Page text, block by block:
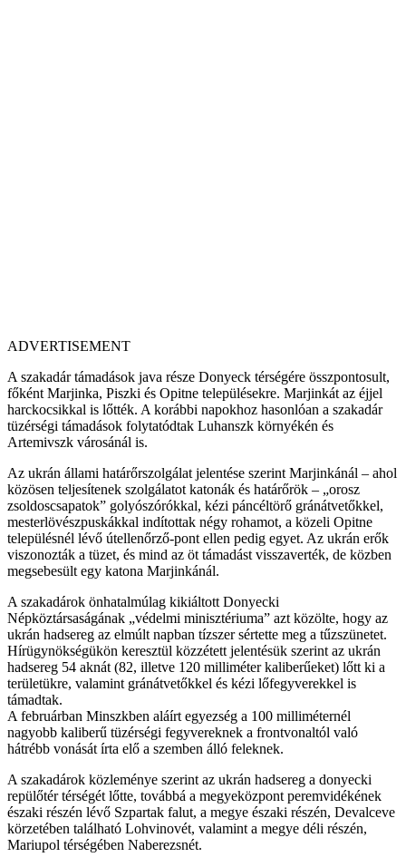
ADVERTISEMENT
A szakadár támadások java része Donyeck térségére összpontosult,
főként Marjinka, Piszki és Opitne településekre. Marjinkát az éjjel
harckocsikkal is lőtték. A korábbi napokhoz hasonlóan a szakadár
tüzérségi támadások folytatódtak Luhanszk környékén és
Artemivszk városánál is.
Az ukrán állami határőrszolgálat jelentése szerint Marjinkánál – ahol
közösen teljesítenek szolgálatot katonák és határőrök – „orosz
zsoldoscsapatok” golyószórókkal, kézi páncéltörő gránátvetőkkel,
mesterlövészpuskákkal indítottak négy rohamot, a közeli Opitne
településnél lévő útellenőrző-pont ellen pedig egyet. Az ukrán erők
viszonozták a tüzet, és mind az öt támadást visszaverték, de közben
megsebesült egy katona Marjinkánál.
A szakadárok önhatalmúlag kikiáltott Donyecki
Népköztársaságának „védelmi minisztériuma” azt közölte, hogy az
ukrán hadsereg az elmúlt napban tízszer sértette meg a tűzszünetet.
Hírügynökségükön keresztül közzétett jelentésük szerint az ukrán
hadsereg 54 aknát (82, illetve 120 milliméter kaliberűeket) lőtt ki a
területükre, valamint gránátvetőkkel és kézi lőfegyverekkel is
támadtak.
A februárban Minszkben aláírt egyezség a 100 milliméternél
nagyobb kaliberű tüzérségi fegyvereknek a frontvonaltól való
hátrébb vonását írta elő a szemben álló feleknek.
A szakadárok közleménye szerint az ukrán hadsereg a donyecki
repülőtér térségét lőtte, továbbá a megyeközpont peremvidékének
északi részén lévő Szpartak falut, a megye északi részén, Devalceve
körzetében található Lohvinovét, valamint a megye déli részén,
Mariupol térségében Naberezsnét.